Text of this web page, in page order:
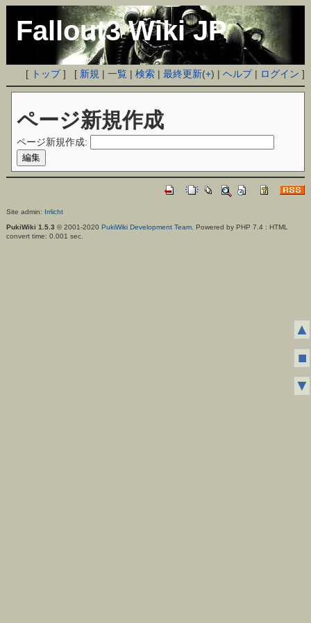
Fallout3 Wiki JP
[ トップ] [ 新規 |一覧 |検索 |最終更新(+) |ヘルプ| ログイン ]
ページ新規作成
ページ新規作成:
Site admin: Irrlicht
PukiWiki 1.5.3 © 2001-2020 PukiWiki Development Team. Powered by PHP 7.4 : HTML
convert time: 0.001 sec.
▲
■
▼